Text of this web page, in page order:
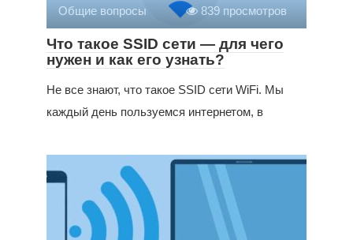
Общие вопросы 839 просмотров
Что такое SSID сети — для чего
нужен и как его узнать?
Не все знают, что такое SSID сети WiFi. Мы
каждый день пользуемся интернетом, в